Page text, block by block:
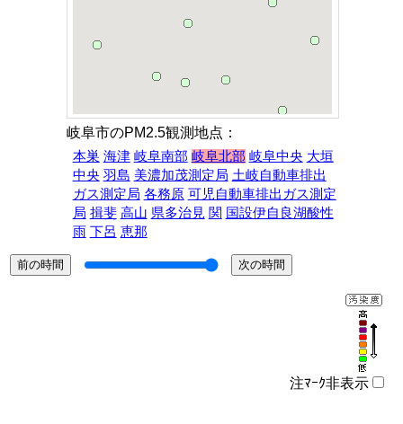
岐阜市のPM2.5観測地点：
本巣 海津 岐阜南部 岐阜北部 岐阜中央 大垣
中央 羽島 美濃加茂測定局 土岐自動車排出
ガス測定局 各務原 可児自動車排出ガス測定
局 揖斐 高山 県多治見 関 国設伊自良湖酸性
雨 下呂 恵那
注ﾏｰｸ非表示